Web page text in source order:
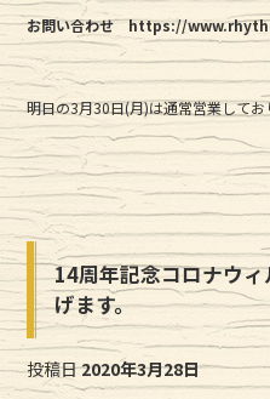
お問い合わせ https://
明日の3月30日(月)は通常営業してお
14周年記念コロナウ
げます。
投稿日2020年3月28日